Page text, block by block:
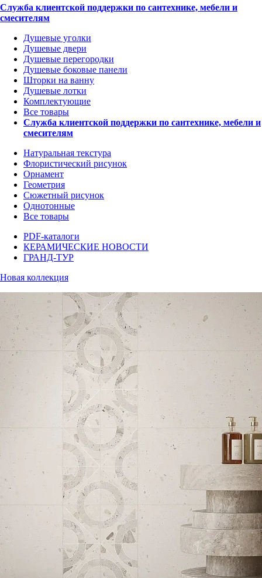
Служба клиентской поддержки по сантехнике, мебели и
смесителям
Душевые уголки
Душевые двери
Душевые перегородки
Душевые боковые панели
Шторки на ванну
Душевые лотки
Комплектующие
Все товары
Служба клиентской поддержки по сантехнике, мебели и
смесителям
Натуральная текстура
Флористический рисунок
Орнамент
Геометрия
Сюжетный рисунок
Однотонные
Все товары
PDF-каталоги
КЕРАМИЧЕСКИЕ НОВОСТИ
ГРАНД-ТУР
Новая коллекция